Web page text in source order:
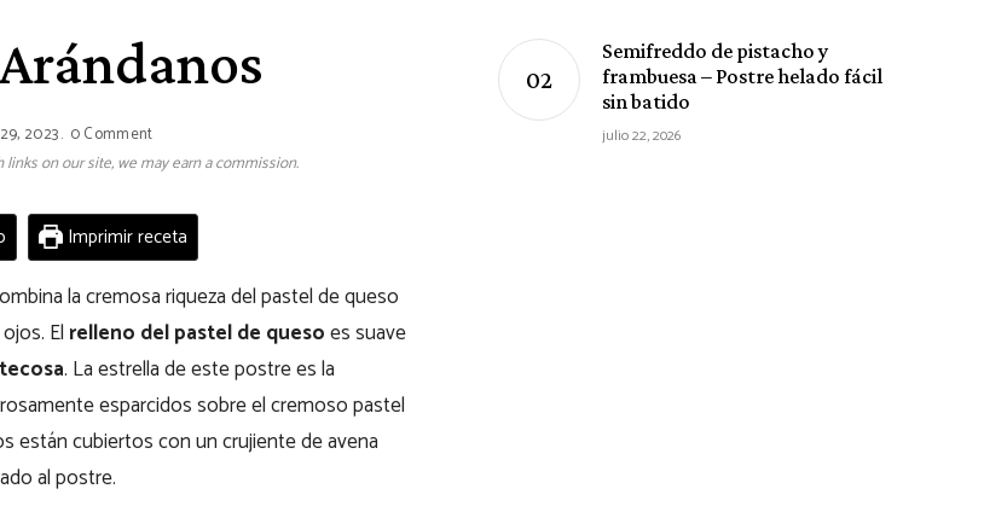
2023 0 Comment
on our site, we may earn a commission.
Imprimir receta
la cremosa riqueza del pastel de queso
El relleno del pastel de quesoes suave
. La estrella de este postre es la
esparcidos sobre el cremoso pastel
están cubiertos con un crujiente de avena
al postre.
Semifreddo de pistacho y
frambuesa – Postre helado fácil
sin batido
julio 22, 2026